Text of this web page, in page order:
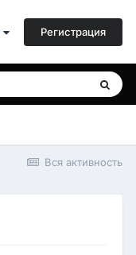
Регистрация
Вся активность